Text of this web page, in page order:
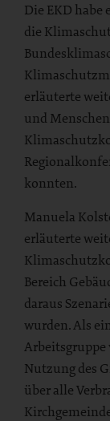
Die EKD habe
die
erläuterte
und
konnten.
Manuela
erläuterte
Bereich
daraus
wurden. Als
Arbeitsgruppe
Nutzung des
über alle